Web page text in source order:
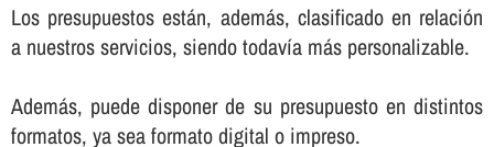
Los presupuestos están, además, clasificado en relación
a nuestros servicios, siendo todaví­a más personalizable.
Además, puede disponer de su presupuesto en distintos
formatos, ya sea formato digital o impreso.